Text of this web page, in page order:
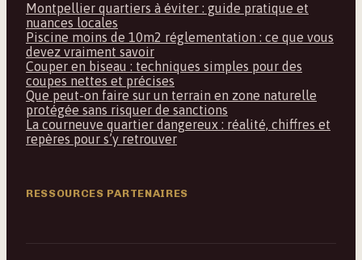
Montpellier quartiers à éviter : guide pratique et
nuances locales
Piscine moins de 10m2 réglementation : ce que vous
devez vraiment savoir
Couper en biseau : techniques simples pour des
coupes nettes et précises
Que peut-on faire sur un terrain en zone naturelle
protégée sans risquer de sanctions
La courneuve quartier dangereux : réalité, chiffres et
repères pour s’y retrouver
RESSOURCES PARTENAIRES